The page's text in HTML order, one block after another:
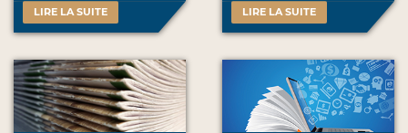
LIRE LA SUITE LIRE LA SUITE